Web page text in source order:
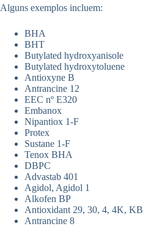
Alguns exemplos incluem:
BHA
BHT
Butylated hydroxyanisole
Butylated hydroxytoluene
Antioxyne B
Antrancine 12
EEC nº E320
Embanox
Nipantiox 1-F
Protex
Sustane 1-F
Tenox BHA
DBPC
Advastab 401
Agidol, Agidol 1
Alkofen BP
Antioxidant 29, 30, 4, 4K, KB
Antrancine 8